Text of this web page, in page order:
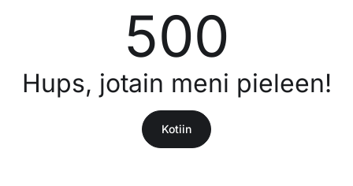
500
Hups, jotain meni pieleen!
Kotiin